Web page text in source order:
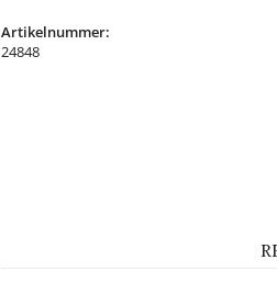
Artikelnummer:
24848